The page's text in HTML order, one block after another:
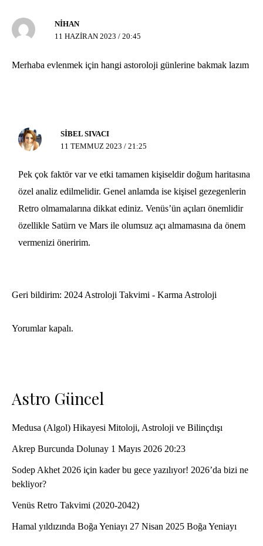
NIHAN
11 HAZIRAN 2023 / 20:45
Merhaba evlenmek için hangi astoroloji günlerine bakmak lazım
SIBEL SIVACI
11 TEMMUZ 2023 / 21:25
Pek çok faktör var ve etki tamamen kişiseldir doğum haritasına
özel analiz edilmelidir. Genel anlamda ise kişisel gezegenlerin
Retro olmamalarına dikkat ediniz. Venüs’ün açıları önemlidir
özellikle Satürn ve Mars ile olumsuz açı almamasına da önem
vermenizi öneririm.
Geri bildirim: 2024 Astroloji Takvimi - Karma Astroloji
Yorumlar kapalı.
Astro Güncel
Medusa (Algol) Hikayesi Mitoloji, Astroloji ve Bilinçdışı
Akrep Burcunda Dolunay 1 Mayıs 2026 20:23
Sodep Akhet 2026 için kader bu gece yazılıyor! 2026’da bizi ne
bekliyor?
Venüs Retro Takvimi (2020-2042)
Hamal yıldızında Boğa Yeniayı 27 Nisan 2025 Boğa Yeniayı